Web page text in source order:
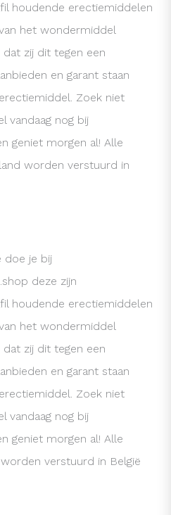
houdende erectiemiddelen
het wondermiddel
dat zij dit tegen een
en garant staan
Zoek niet
vandaag nog bij
geniet morgen al! Alle
worden verstuurd in
doe je bij
deze zijn
houdende erectiemiddelen
het wondermiddel
dat zij dit tegen een
en garant staan
Zoek niet
vandaag nog bij
geniet morgen al! Alle
verstuurd in België